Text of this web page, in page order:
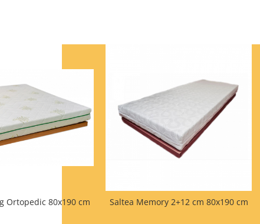
Ortopedic 80x190 cm Saltea Memory 2+12 cm 80x190 cm